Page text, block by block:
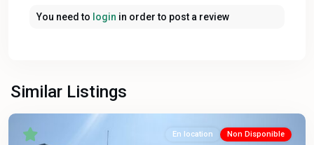
You need to login in order to post a review
Similar Listings
En location Non Disponible